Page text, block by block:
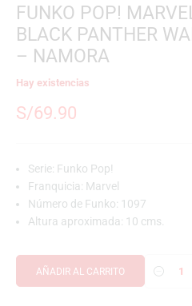
FUNKO POP!
BLACK PANTHER
– NAMORA
Hay existencias
S/69.90
Serie: Funko Pop!
Franquicia: Marvel
Número de Funko: 1097
Altura aproximada: 10 cms.
AÑADIR AL CARRITO